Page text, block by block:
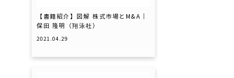
【書籍紹介】図解 株式市場とM&A｜
保田 隆明（翔泳社）
2021.04.29